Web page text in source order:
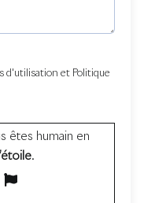
d'utilisation et Politique
êtes humain en
.